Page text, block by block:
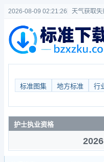
2026-08-09 02:21:26 天气获取失
标准图集 地方标准 行
护士执业资格